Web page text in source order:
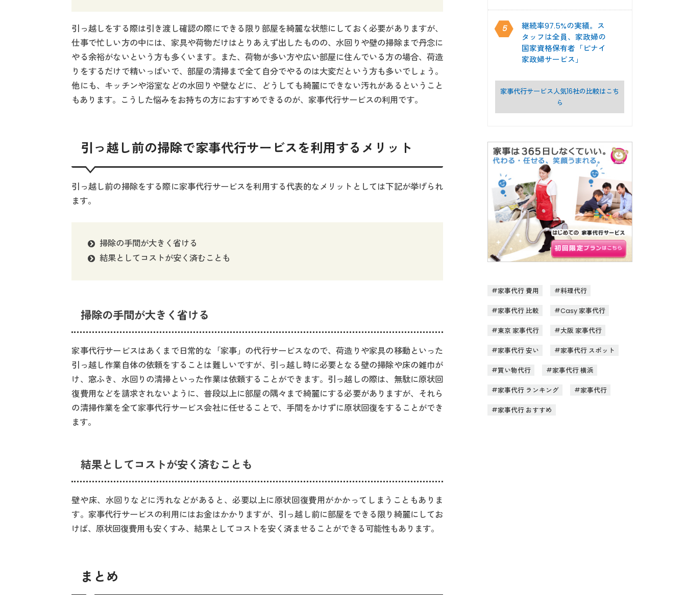
引っ越しをする際は引き渡し確認の際にできる限り部屋を綺麗な状態にしておく必要がありますが、
仕事で忙しい方の中には、家具や荷物だけはとりあえず出したものの、水回りや壁の掃除まで丹念に
やる余裕がないという方も多くいます。また、荷物が多い方や広い部屋に住んでいる方の場合、荷造
りをするだけで精いっぱいで、部屋の清掃まで全て自分でやるのは大変だという方も多いでしょう。
他にも、キッチンや浴室などの水回りや壁などに、どうしても綺麗にできない汚れがあるということ
もあります。こうした悩みをお持ちの方におすすめできるのが、家事代行サービスの利用です。
引っ越し前の掃除で家事代行サービスを利用するメリット
引っ越し前の掃除をする際に家事代行サービスを利用する代表的なメリットとしては下記が挙げられ
ます。
掃除の手間が大きく省ける
結果としてコストが安く済むことも
掃除の手間が大きく省ける
家事代行サービスはあくまで日常的な「家事」の代行サービスなので、荷造りや家具の移動といった
引っ越し作業自体の依頼をすることは難しいですが、引っ越し時に必要となる壁の掃除や床の雑巾が
け、窓ふき、水回りの清掃といった作業は依頼することができます。引っ越しの際は、無駄に原状回
復費用などを請求されないように、普段以上に部屋の隅々まで綺麗にする必要がありますが、それら
の清掃作業を全て家事代行サービス会社に任せることで、手間をかけずに原状回復をすることができ
ます。
結果としてコストが安く済むことも
壁や床、水回りなどに汚れなどがあると、必要以上に原状回復費用がかかってしまうこともありま
す。家事代行サービスの利用にはお金はかかりますが、引っ越し前に部屋をできる限り綺麗にしてお
けば、原状回復費用も安くすみ、結果としてコストを安く済ませることができる可能性もあります。
まとめ
5
継続率97.5%の実績。ス
タッフは全員、家政婦の
国家資格保有者「ピナイ
家政婦サービス」
家事代行サービス人気16社の比較はこち
ら
家事代行 費用 料理代行
家事代行 比較 Casy 家事代行
東京 家事代行 大阪 家事代行
家事代行 安い 家事代行 スポット
買い物代行 家事代行 横浜
家事代行 ランキング 家事代行
家事代行 おすすめ